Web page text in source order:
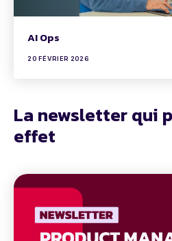
AI Ops
20 FÉVRIER 2026
La newsletter qui
effet